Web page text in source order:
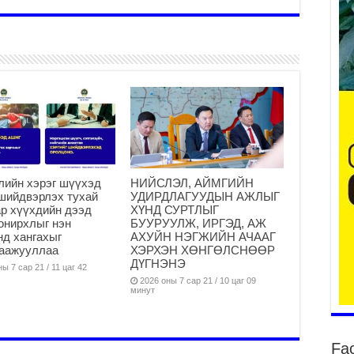
хэрэг шүүхэд
тухай
хүүхдийн дээд
нэн
хангахыг
7 сар 21 / 11 цаг 42
НИЙСЛЭЛ, АЙМГИЙН
УДИРДЛАГУУДЫН АЖЛЫГ
ХҮНД СУРТЛЫГ
БУУРУУЛЖ, ИРГЭД, АЖ
АХУЙН НЭГЖИЙН АЧААГ
ХЭРХЭН ХӨНГӨЛСНӨӨР
ДҮГНЭНЭ
2026 оны 7 сар 21 / 10 цаг 09
минут